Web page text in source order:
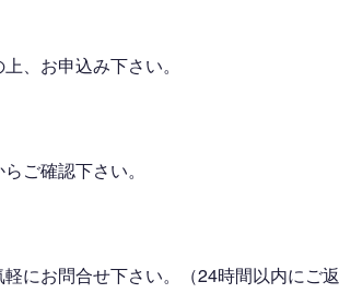
、お申込み下さい。
ご確認下さい。
にお問合せ下さい。（24時間以内にご返